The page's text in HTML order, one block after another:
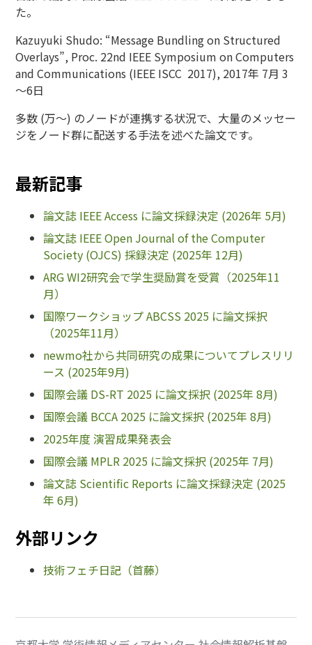
た。
Kazuyuki Shudo: “Message Bundling on Structured
Overlays”, Proc. 22nd IEEE Symposium on Computers
and Communications (IEEE ISCC 2017), 2017年 7月 3
～6日
多数 (万～) のノードが連携する状況で、大量のメッセー
ジをノード群に配送する手法を述べた論文です。
最新記事
論文誌 IEEE Access に論文採録決定 (2026年 5月)
論文誌 IEEE Open Journal of the Computer
Society (OJCS) 採録決定 (2025年 12月)
ARG WI2研究会で学生奨励賞を受賞（2025年11
月）
国際ワークショップ ABCSS 2025 に論文採択
（2025年11月）
newmo社から共同研究の成果についてプレスリリ
ース (2025年9月)
国際会議 DS-RT 2025 に論文採択 (2025年 8月)
国際会議 BCCA 2025 に論文採択 (2025年 8月)
2025年度 演習成果発表会
国際会議 MPLR 2025 に論文採択 (2025年 7月)
論文誌 Scientific Reports に論文採録決定 (2025
年 6月)
外部リンク
技術フェチ日記（首藤）